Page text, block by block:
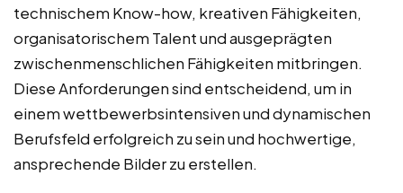
technischem Know-how, kreativen Fähigkeiten,
organisatorischem Talent und ausgeprägten
zwischenmenschlichen Fähigkeiten mitbringen.
Diese Anforderungen sind entscheidend, um in
einem wettbewerbsintensiven und dynamischen
Berufsfeld erfolgreich zu sein und hochwertige,
ansprechende Bilder zu erstellen.